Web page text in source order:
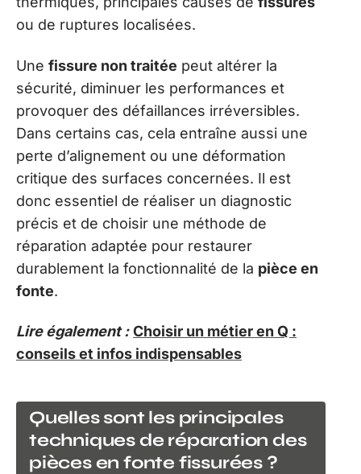
ou de ruptures localisées.
Une fissure non traitée peut altérer la
sécurité, diminuer les performances et
provoquer des défaillances irréversibles.
Dans certains cas, cela entraîne aussi une
perte d’alignement ou une déformation
critique des surfaces concernées. Il est
donc essentiel de réaliser un diagnostic
précis et de choisir une méthode de
réparation adaptée pour restaurer
durablement la fonctionnalité de la pièce en
fonte.
Lire également : Choisir un métier en Q :
conseils et infos indispensables
Quelles sont les principales
techniques de réparation des
pièces en fonte fissurées ?